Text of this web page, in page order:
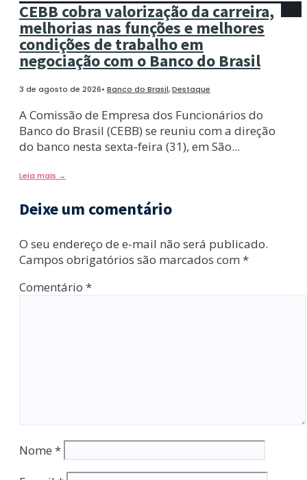
CEBB cobra valorização da carreira,
melhorias nas funções e melhores
condições de trabalho em
negociação com o Banco do Brasil
3 de agosto de 2026• Banco do Brasil,Destaque
A Comissão de Empresa dos Funcionários do
Banco do Brasil (CEBB) se reuniu com a direção
do banco nesta sexta-feira (31), em São...
Leia mais →
Deixe um comentário
O seu endereço de e-mail não será publicado.
Campos obrigatórios são marcados com *
Comentário *
Nome *